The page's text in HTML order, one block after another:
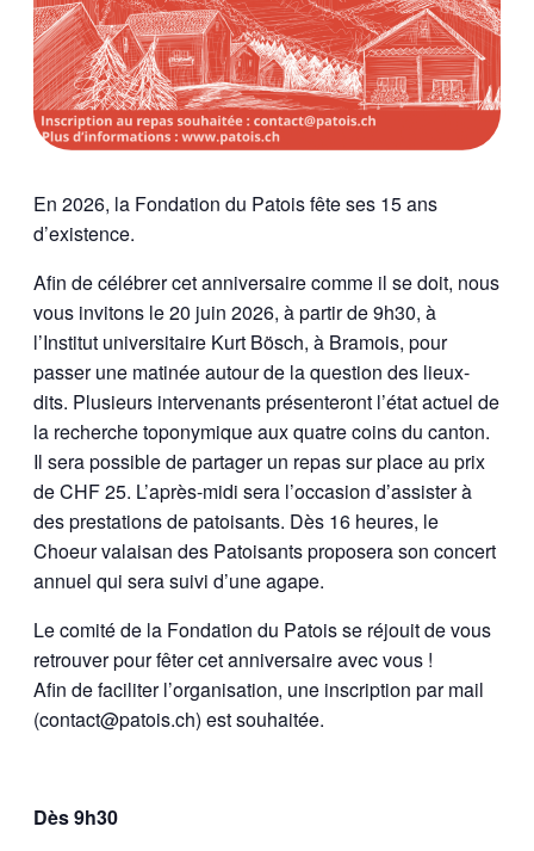
En 2026, la Fondation du Patois fête ses 15 ans
d’existence.
Afin de célébrer cet anniversaire comme il se doit, nous
vous invitons le 20 juin 2026, à partir de 9h30, à
l’Institut universitaire Kurt Bösch, à Bramois, pour
passer une matinée autour de la question des lieux-
dits. Plusieurs intervenants présenteront l’état actuel de
la recherche toponymique aux quatre coins du canton.
Il sera possible de partager un repas sur place au prix
de CHF 25. L’après-midi sera l’occasion d’assister à
des prestations de patoisants. Dès 16 heures, le
Choeur valaisan des Patoisants proposera son concert
annuel qui sera suivi d’une agape.
Le comité de la Fondation du Patois se réjouit de vous
retrouver pour fêter cet anniversaire avec vous !
Afin de faciliter l’organisation, une inscription par mail
(contact@patois.ch) est souhaitée.
Dès 9h30